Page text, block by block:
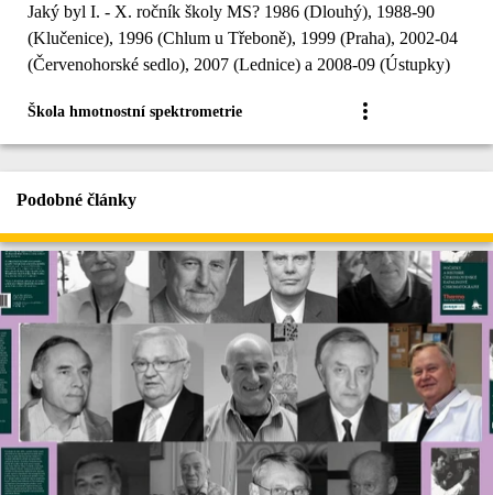
Jaký byl I. - X. ročník školy MS? 1986 (Dlouhý), 1988-90
(Klučenice), 1996 (Chlum u Třeboně), 1999 (Praha), 2002-04
(Červenohorské sedlo), 2007 (Lednice) a 2008-09 (Ústupky)
Škola hmotnostní spektrometrie
Podobné články